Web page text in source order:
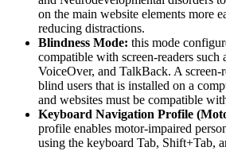
on the main website elements more
reducing distractions.
Blindness Mode: this mode
compatible with screen-readers
VoiceOver, and TalkBack. A screen-
blind users that is installed on a
and websites must be compatible
Keyboard Navigation Profile
profile enables motor-impaired
using the keyboard Tab, Shift+Tab,